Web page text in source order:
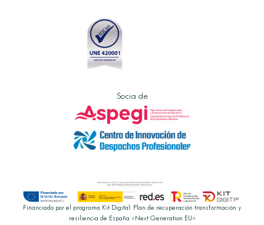
Socia de
Financiado por el programa Kit Digital. Plan de recuperación transformación y
resiliencia de España «Next Generation EU»